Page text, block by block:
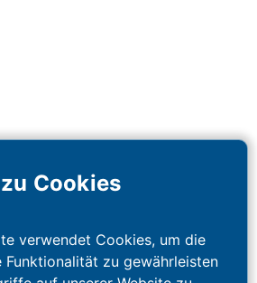
Cookies
verwendet Cookies, um die
Funktionalität zu gewährleisten